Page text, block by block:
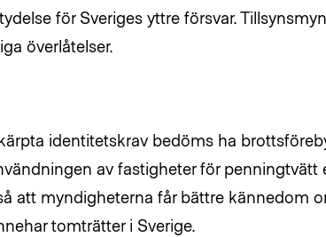
för Sveriges yttre försvar.
överlåtelser.
identitetskrav bedöms ha
av fastigheter för penningtvätt
att myndigheterna får bättre kännedom
tomträtter i Sverige.